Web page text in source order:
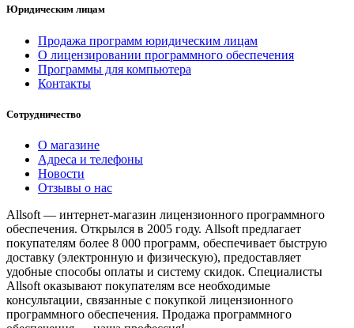
Юридическим лицам
Продажа программ юридическим лицам
О лицензировании программного обеспечения
Программы для компьютера
Контакты
Сотрудничество
О магазине
Адреса и телефоны
Новости
Отзывы о нас
Allsoft — интернет-магазин лицензионного программного
обеспечения. Открылся в 2005 году. Allsoft предлагает
покупателям более 8 000 программ, обеспечивает быструю
доставку (электронную и физическую), предоставляет
удобные способы оплаты и систему скидок. Специалисты
Allsoft оказывают покупателям все необходимые
консультации, связанные с покупкой лицензионного
программного обеспечения. Продажа программного